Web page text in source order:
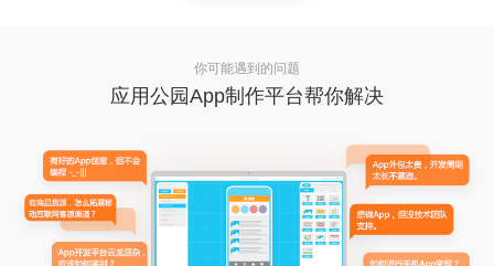
你可能遇到的问题
应用公园App制作平台帮你解决